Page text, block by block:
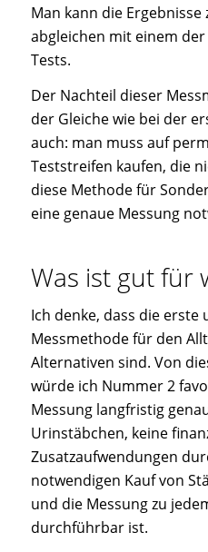
Man kann die
abgleichen mit einem
Tests.
Der Nachteil dieser
der Gleiche wie bei der
auch: man muss auf
Teststreifen kaufen, die
diese Methode für
eine genaue Messung
Was ist gut für
Ich denke, dass die erste
Messmethode für den
Alternativen sind. Von
würde ich Nummer 2
Messung langfristig
Urinstäbchen, keine
Zusatzaufwendungen
notwendigen Kauf von
und die Messung zu
durchführbar ist.